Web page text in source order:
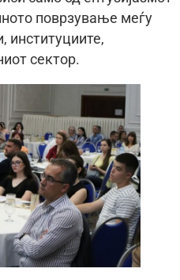
поврзување меѓу
институциите,
сектор.